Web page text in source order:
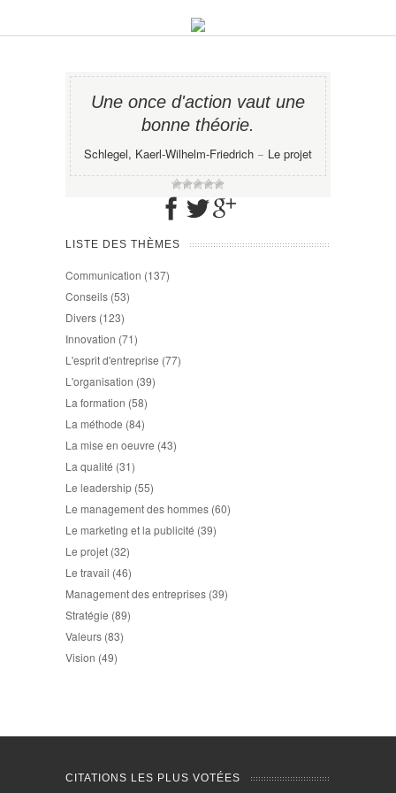
Une once d'action vaut une
bonne théorie.
Schlegel, Kaerl-Wilhelm-Friedrich − Le projet
LISTE DES THÈMES
Communication (137)
Conseils (53)
Divers (123)
Innovation (71)
L'esprit d'entreprise (77)
L'organisation (39)
La formation (58)
La méthode (84)
La mise en oeuvre (43)
La qualité (31)
Le leadership (55)
Le management des hommes (60)
Le marketing et la publicité (39)
Le projet (32)
Le travail (46)
Management des entreprises (39)
Stratégie (89)
Valeurs (83)
Vision (49)
CITATIONS LES PLUS VOTÉES